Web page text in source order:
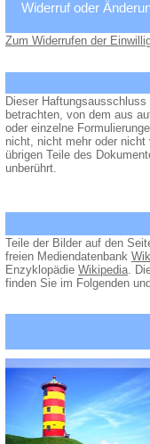
Widerruf oder
Zum Widerrufen der
Dieser
betrachten, von dem aus
oder einzelne
nicht, nicht mehr oder
übrigen Teile des
unberührt.
Teile der Bilder auf den
freien Mediendatenbank
Enzyklopädie Wikipedia .
finden Sie im Folgenden